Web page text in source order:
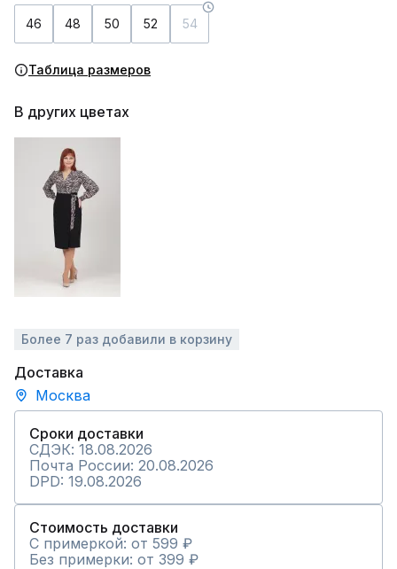
46 48 50 52 54
Таблица размеров
В других цветах
Более 7 раз добавили в корзину
Доставка
Москва
Сроки доставки
СДЭК: 18.08.2026
Почта России: 20.08.2026
DPD: 19.08.2026
Стоимость доставки
С примеркой: от 599 ₽
Без примерки: от 399 ₽